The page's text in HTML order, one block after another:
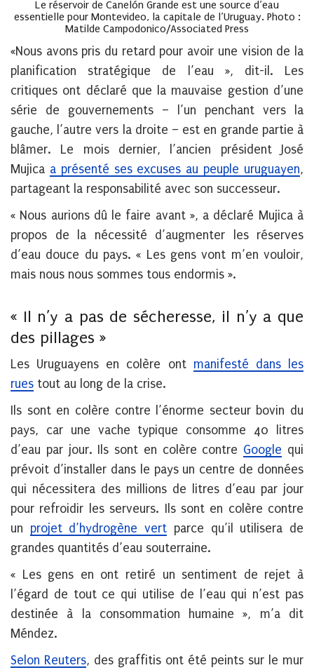
Le réservoir de Canelón Grande est une source d’eau
essentielle pour Montevideo, la capitale de l’Uruguay. Photo :
Matilde Campodonico/Associated Press
«Nous avons pris du retard pour avoir une vision de la
planification stratégique de l’eau », dit-il. Les
critiques ont déclaré que la mauvaise gestion d’une
série de gouvernements – l’un penchant vers la
gauche, l’autre vers la droite – est en grande partie à
blâmer. Le mois dernier, l’ancien président José
Mujica a présenté ses excuses au peuple uruguayen,
partageant la responsabilité avec son successeur.
« Nous aurions dû le faire avant », a déclaré Mujica à
propos de la nécessité d’augmenter les réserves
d’eau douce du pays. « Les gens vont m’en vouloir,
mais nous nous sommes tous endormis ».
« Il n’y a pas de sécheresse, il n’y a que
des pillages »
Les Uruguayens en colère ont manifesté dans les
rues tout au long de la crise.
Ils sont en colère contre l’énorme secteur bovin du
pays, car une vache typique consomme 40 litres
d’eau par jour. Ils sont en colère contre Google qui
prévoit d’installer dans le pays un centre de données
qui nécessitera des millions de litres d’eau par jour
pour refroidir les serveurs. Ils sont en colère contre
un projet d’hydrogène vert parce qu’il utilisera de
grandes quantités d’eau souterraine.
« Les gens en ont retiré un sentiment de rejet à
l’égard de tout ce qui utilise de l’eau qui n’est pas
destinée à la consommation humaine », m’a dit
Méndez.
Selon Reuters, des graffitis ont été peints sur le mur